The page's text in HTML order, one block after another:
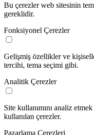
Bu çerezler web sitesinin
gereklidir.
Fonksiyonel Çerezler
Gelişmiş özellikler ve
tercihi, tema seçimi gibi.
Analitik Çerezler
Site kullanımını analiz
kullanılan çerezler.
Pazarlama Çerezleri